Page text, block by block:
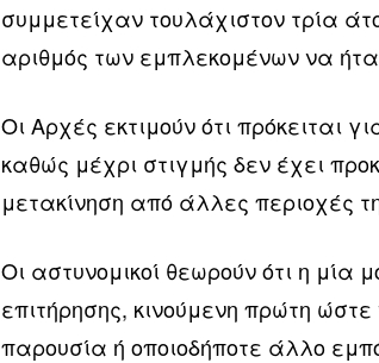
συμμετείχαν τουλάχιστον τρία
αριθμός των εμπλεκομένων να
Οι Αρχές εκτιμούν ότι πρόκειται
καθώς μέχρι στιγμής δεν έχει
μετακίνηση από άλλες περιοχές
Οι αστυνομικοί θεωρούν ότι η
επιτήρησης, κινούμενη πρώτη
παρουσία ή οποιοδήποτε άλλο